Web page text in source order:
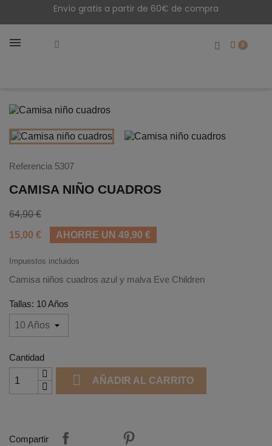
Envío gratis a partir de 60€ de compra
Referencia 5307
CAMISA NIÑO CUADROS
64,90 €
15,00 €
AHORRE UN 49,90 €
Impuestos incluidos
Camisa niños cuadros azul y malva Eve Children
Tallas: 10 Años
Cantidad
 AÑADIR AL CARRITO
Compartir